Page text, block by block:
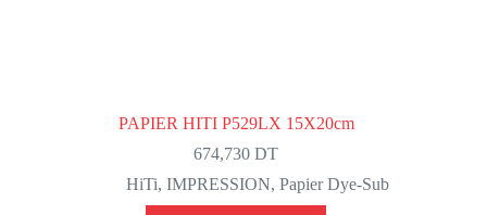
PAPIER HITI P529LX 15X20cm
674,730DT
HiTi,IMPRESSION,Papier Dye-Sub